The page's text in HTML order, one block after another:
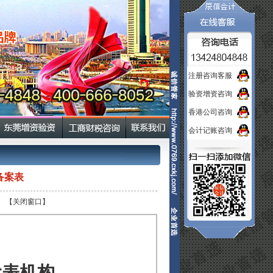
案表
【关闭窗口】
注册咨询客服
验资增资咨询
香港公司咨询
会计记账咨询